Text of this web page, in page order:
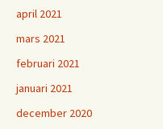
april 2021
mars 2021
februari 2021
januari 2021
december 2020